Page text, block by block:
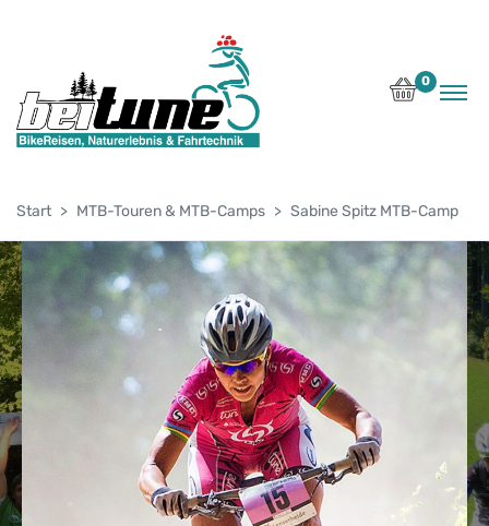
0
Start MTB-Touren & MTB-Camps Sabine Spitz MTB-Camp